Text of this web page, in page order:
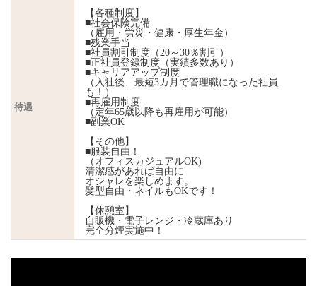
待遇
【各種制度】
■社会保険完備
（雇用・労災・健康・厚生年金）
■残業手当
■社員割引制度（20～30％割引）
■正社員登録制度（実績多数あり）
■キャリアアップ制度
（入社後、最短3カ月で管理職になった社員
も！）
■再雇用制度
（定年65歳以降も再雇用が可能）
■副業OK
【その他】
■服装自由！
（オフィスカジュアルOK)
清潔感があれば自由に
オシャレを楽しめます。
髪型自由・ネイルもOKです！
【休憩室】
自販機・電子レンジ・冷蔵庫あり
完全分煙実施中！